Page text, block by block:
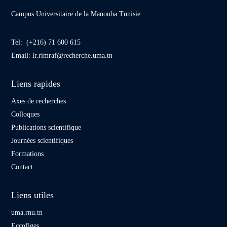
Campus Universitaire de la Manouba Tunisie
Tel: (+216) 71 600 615
Email:lr.rimraf@recherche.uma.tn
Liens rapides
Axes de recherches
Colloques
Publications scientifique
Journées scientifiques
Formations
Contact
Liens utiles
uma.rnu.tn